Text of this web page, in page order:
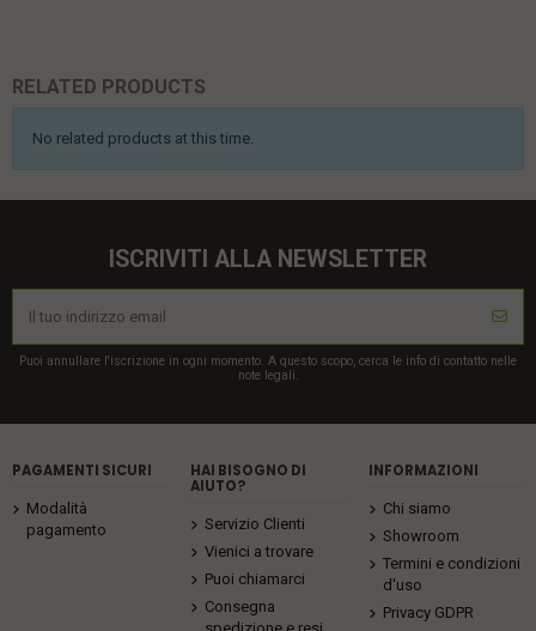
RELATED PRODUCTS
No related products at this time.
ISCRIVITI ALLA NEWSLETTER
Puoi annullare l'iscrizione in ogni momento. A questo scopo, cerca le info di contatto nelle
note legali.
PAGAMENTI SICURI
Modalità
pagamento
HAI BISOGNO DI
AIUTO?
Servizio Clienti
Vienici a trovare
Puoi chiamarci
Consegna
INFORMAZIONI
Chi siamo
Showroom
Termini e condizioni
d'uso
Privacy GDPR